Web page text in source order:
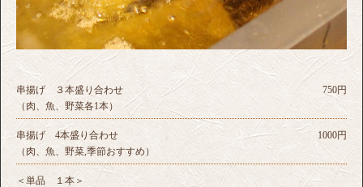
串揚げ ３本盛り合わせ
（肉、魚、野菜各1本）
750円
串揚げ 4本盛り合わせ
（肉、魚、野菜,季節おすすめ）
1000円
＜単品 １本＞